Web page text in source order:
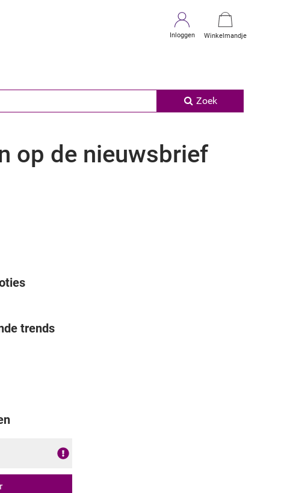
Inloggen Winkelmandje
Zoek
op de nieuwsbrief
trends